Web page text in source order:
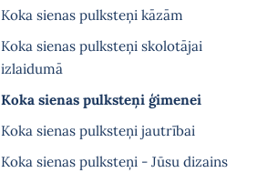
Koka sienas pulksteņi kāzām
Koka sienas pulksteņi skolotājai
izlaidumā
Koka sienas pulksteņi ģimenei
Koka sienas pulksteņi jautrībai
Koka sienas pulksteņi - Jūsu dizains